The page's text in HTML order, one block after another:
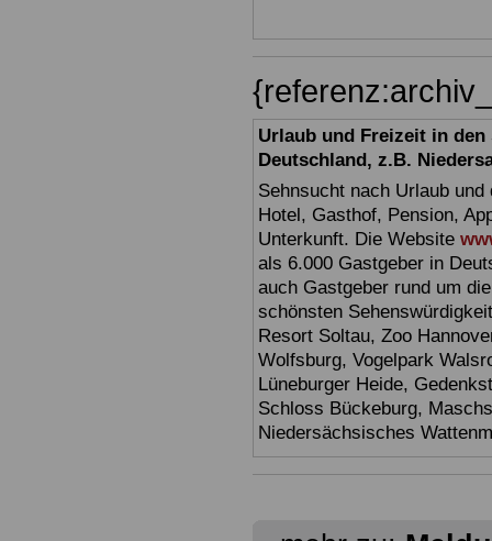
Urlaub und Freizeit in
Deutschland, z.B.
Sehnsucht nach Urlaub
Hotel, Gasthof, Pension,
Unterkunft. Die Website
als 6.000 Gastgeber in
auch Gastgeber rund um
schönsten
Resort Soltau, Zoo
Wolfsburg, Vogelpark
Lüneburger Heide,
Schloss Bückeburg,
Niedersächsisches